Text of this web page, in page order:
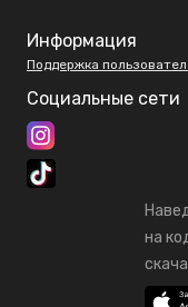
Информация
Поддержка
Социальные сети
на